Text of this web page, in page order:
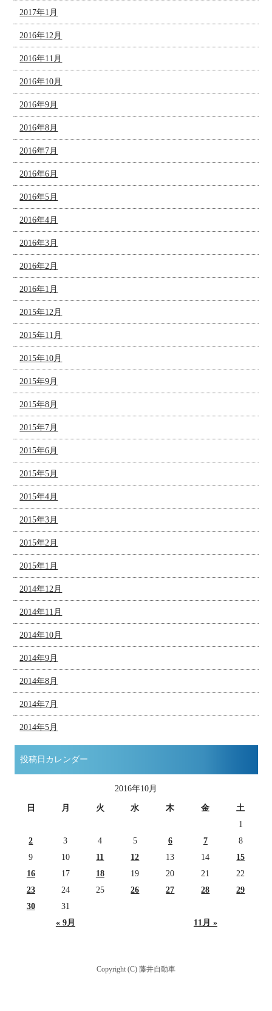
2017年1月
2016年12月
2016年11月
2016年10月
2016年9月
2016年8月
2016年7月
2016年6月
2016年5月
2016年4月
2016年3月
2016年2月
2016年1月
2015年12月
2015年11月
2015年10月
2015年9月
2015年8月
2015年7月
2015年6月
2015年5月
2015年4月
2015年3月
2015年2月
2015年1月
2014年12月
2014年11月
2014年10月
2014年9月
2014年8月
2014年7月
2014年5月
投稿日カレンダー
2016年10月
日 月 火 水 木 金 土
« 9月 11月 »
1
2
3 4 5 6 7
8
9
10 11 12 13 14
15
16
17 18 19 20 21
22
23
24 25 26 27 28
29
30
31
Copyright (C) 藤井自動車